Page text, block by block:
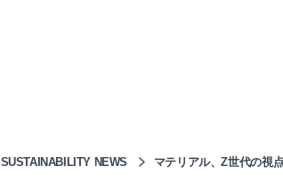
SUSTAINABILITY NEWS マテリアル、Z世代の視